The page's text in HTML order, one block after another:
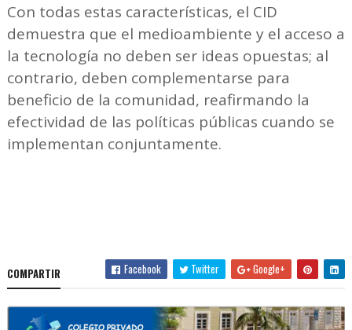
Con todas estas características, el CID
demuestra que el medioambiente y el acceso a
la tecnología no deben ser ideas opuestas; al
contrario, deben complementarse para
beneficio de la comunidad, reafirmando la
efectividad de las políticas públicas cuando se
implementan conjuntamente.
COMPARTIR Facebook Twitter Google+